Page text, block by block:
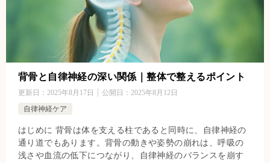
背骨と自律神経の深い関係｜整体で整えるポイント
更新日： 2025年8月17日 公開日： 2025年8月12日
自律神経ケア
はじめに 背骨は体を支える柱であると同時に、自律神経の
通り道でもあります。背骨の動きや姿勢の崩れは、呼吸の
浅さや血流の低下につながり、自律神経のバランスを崩す